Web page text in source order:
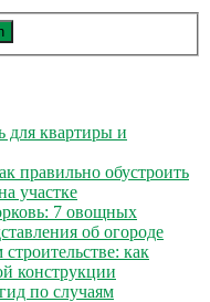
для квартиры и
правильно обустроить
участке
7 овощных
об огороде
как
конструкции
по случаям